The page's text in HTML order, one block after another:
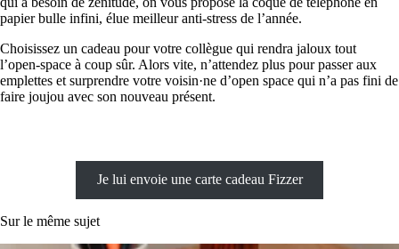
papier bulle infini, élue meilleur anti-stress de l’année.
Choisissez un cadeau pour votre collègue qui rendra jaloux tout
l’open-space à coup sûr. Alors vite, n’attendez plus pour passer aux
emplettes et surprendre votre voisin·ne d’open space qui n’a pas fini de
faire joujou avec son nouveau présent.
Je lui envoie une carte cadeau Fizzer
Sur le même sujet